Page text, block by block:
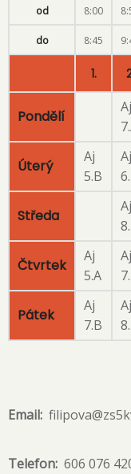
od 8:00
do 8:45
1.
Pondělí
Aj
Úterý
Aj
5.B
Aj
Středa
Aj
Čtvrtek
Aj
5.A
Aj
Pátek
Aj
7.B
Aj
Email
Telefon 606 076